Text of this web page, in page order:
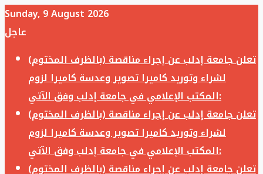
Sunday, 9 August 2026
عاجل
تعلن جامعة إدلب عن إجراء مناقصة (بالظرف المختوم)
لشراء وتوريد كاميرا تصوير وعدسة كاميرا لزوم
المكتب الإعلامي في جامعة إدلب وفق الآتي:
تعلن جامعة إدلب عن إجراء مناقصة (بالظرف المختوم)
لشراء وتوريد كاميرا تصوير وعدسة كاميرا لزوم
المكتب الإعلامي في جامعة إدلب وفق الآتي:
تعلن جامعة إدلب عن إجراء مناقصة (بالظرف المختوم)